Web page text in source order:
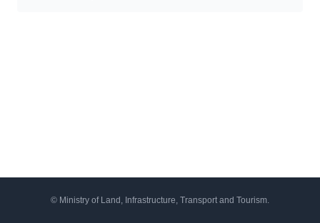
© Ministry of Land, Infrastructure, Transport and Tourism.